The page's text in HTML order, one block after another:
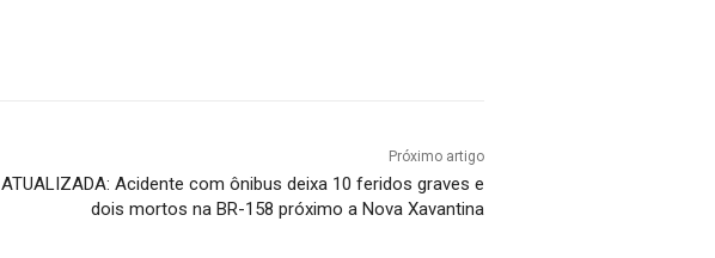
Próximo artigo
ATUALIZADA: Acidente com ônibus deixa 10 feridos graves e
dois mortos na BR-158 próximo a Nova Xavantina